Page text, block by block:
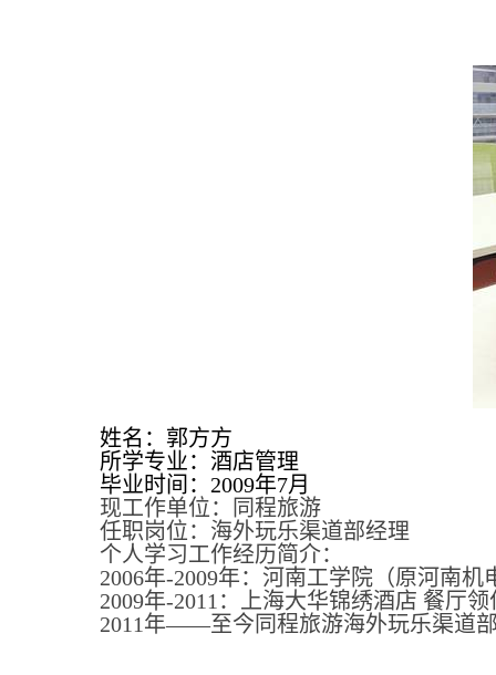
姓名：郭方方
所学专业：酒店管理
毕业时间： 2009年7月
现工作单位：同程旅游
任职岗位：海外玩乐渠道部经理
个人学习工作经历简介：
2006年-2009年：河南工学院（原河南
2009年-2011 ：上海大华锦绣酒店 餐厅领
2011年——至今同程旅游海外玩乐渠道